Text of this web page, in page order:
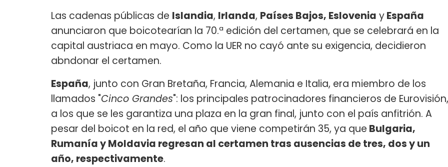
Las cadenas públicas de Islandia, Irlanda, Países Bajos, Eslovenia yEspaña
anunciaron que boicotearían la 70.ª edición del certamen, que se celebrará en la
capital austriaca en mayo. Como la UER no cayó ante su exigencia, decidieron
abndonar el certamen.
España, junto con Gran Bretaña, Francia, Alemania e Italia, era miembro de los
llamados "Cinco Grandes": los principales patrocinadores financieros de Eurovisión,
a los que se les garantiza una plaza en la gran final, junto con el país anfitrión. A
pesar del boicot en la red, el año que viene competirán 35, ya que Bulgaria,
Rumanía y Moldavia regresan al certamen tras ausencias de tres, dos y un
año, respectivamente.